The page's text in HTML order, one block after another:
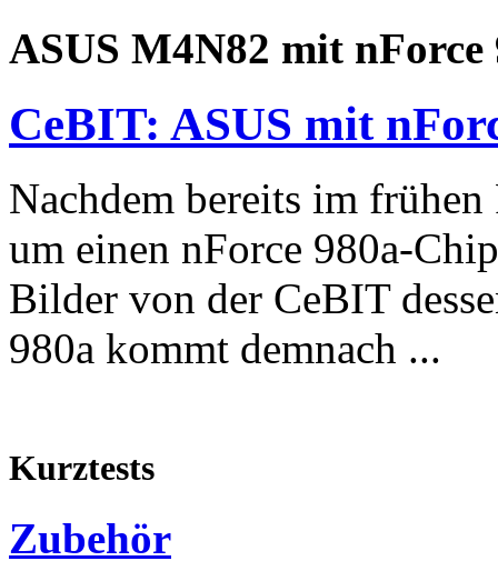
ASUS M4N82 mit nForce
CeBIT: ASUS mit
Nachdem bereits im frühen
um einen nForce 980a-
Bilder von der CeBIT
980a kommt demnach ...
Kurztests
Zubehör